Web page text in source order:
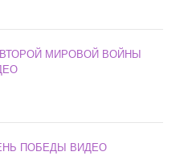
МИРОВОЙ ВОЙНЫ
ПОБЕДЫ ВИДЕО